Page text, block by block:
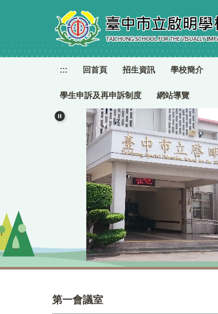
要
內
::: 回首頁 招生資訊 學校簡介
學生申訴及再申訴制度 網站導覽
第一會議室